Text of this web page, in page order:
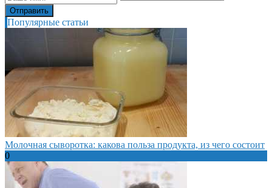
Популярные статьи
Молочная сыворотка: какова польза продукта, из чего состоит
0